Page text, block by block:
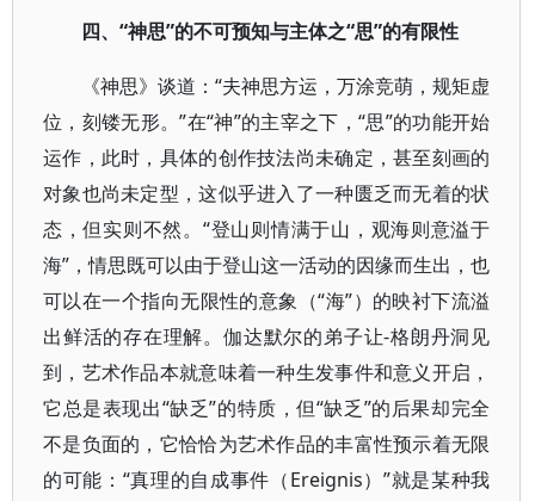
四、“神思”的不可预知与主体之“思”的有限性
《神思》谈道：“夫神思方运，万涂竞萌，规矩虚
位，刻镂无形。”在“神”的主宰之下，“思”的功能开始
运作，此时，具体的创作技法尚未确定，甚至刻画的
对象也尚未定型，这似乎进入了一种匮乏而无着的状
态，但实则不然。“登山则情满于山，观海则意溢于
海”，情思既可以由于登山这一活动的因缘而生出，也
可以在一个指向无限性的意象（“海”）的映衬下流溢
出鲜活的存在理解。伽达默尔的弟子让-格朗丹洞见
到，艺术作品本就意味着一种生发事件和意义开启，
它总是表现出“缺乏”的特质，但“缺乏”的后果却完全
不是负面的，它恰恰为艺术作品的丰富性预示着无限
的可能：“真理的自成事件（Ereignis）”就是某种我